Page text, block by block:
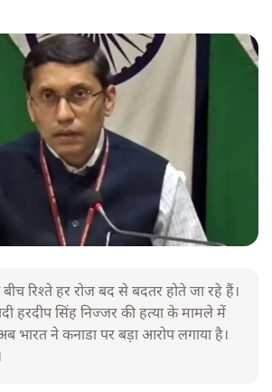
रिश्ते हर रोज बद से बदतर होते जा रहे हैं।
हरदीप सिंह निज्जर की हत्या के मामले में
भारत ने कनाडा पर बड़ा आरोप लगाया है।